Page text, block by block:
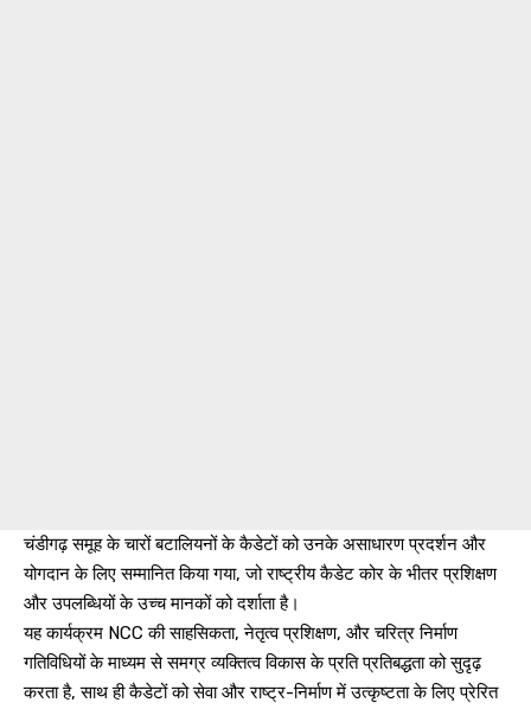
चंडीगढ़ समूह के चारों बटालियनों के कैडेटों को उनके असाधारण प्रदर्शन और
योगदान के लिए सम्मानित किया गया, जो राष्ट्रीय कैडेट कोर के भीतर प्रशिक्षण
और उपलब्धियों के उच्च मानकों को दर्शाता है।
यह कार्यक्रम NCC की साहसिकता, नेतृत्व प्रशिक्षण, और चरित्र निर्माण
गतिविधियों के माध्यम से समग्र व्यक्तित्व विकास के प्रति प्रतिबद्धता को सुदृढ़
करता है, साथ ही कैडेटों को सेवा और राष्ट्र-निर्माण में उत्कृष्टता के लिए प्रेरित